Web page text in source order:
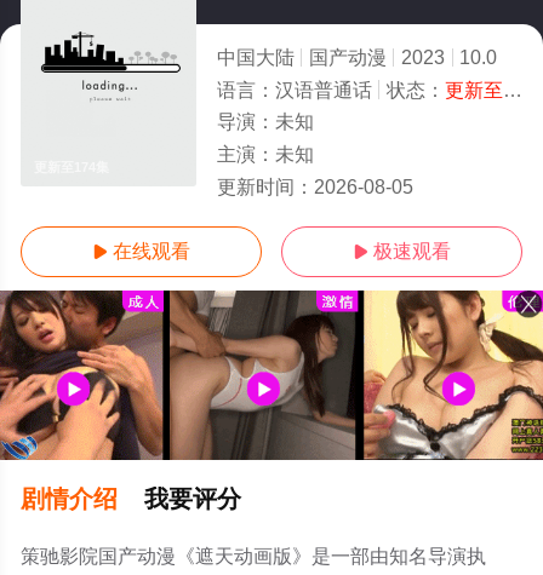
中国大陆 国产动漫 2023
10.0
语言： 汉语普通话 状态： 更新至174集
导演： 未知
主演： 未知
更新时间： 2026-08-05
 在线观看  极速观看
剧情介绍 我要评分
策驰影院国产动漫《遮天动画版》是一部由知名导演执